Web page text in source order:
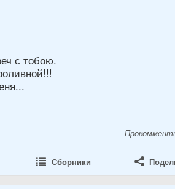
с тобою.
Сборники